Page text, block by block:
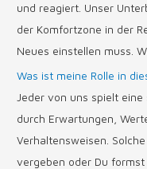
und reagiert. Unser
der Komfortzone in der
Neues einstellen muss.
Was ist meine Rolle in
Jeder von uns spielt eine
durch Erwartungen,
Verhaltensweisen.
vergeben oder Du